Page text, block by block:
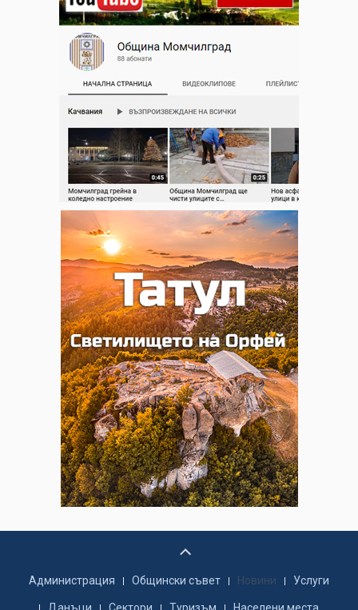
Администрация Общински съвет Новини Услуги
Данъци Сектори Туризъм Населени места